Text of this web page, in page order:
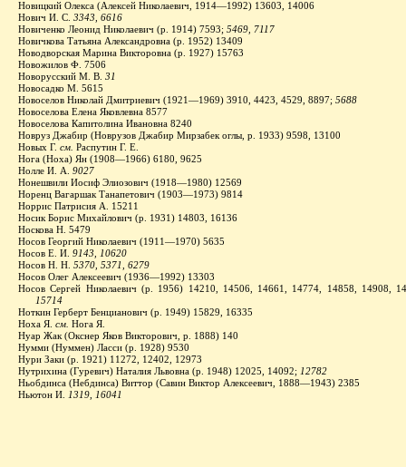
Новицкий Олекса (Алексей Николаевич, 1914—1992) 13603, 14006
Нович И. С. 3343, 6616
Новиченко Леонид Николаевич (р. 1914) 7593; 5469, 7117
Новичкова Татьяна Александровна (р. 1952) 13409
Новодворская Марина Викторовна (р. 1927) 15763
Новожилов Ф. 7506
Новорусский М. В. 31
Новосадко М. 5615
Новоселов Николай Дмитриевич (1921—1969) 3910, 4423, 4529, 8897; 5688
Новоселова Елена Яковлевна 8577
Новоселова Капитолина Ивановна 8240
Новруз Джабир (Новрузов Джабир Мирзабек оглы, р. 1933) 9598, 13100
Новых Г. см. Распутин Г. Е.
Нога (Ноха) Ян (1908—1966) 6180, 9625
Нолле И. А. 9027
Нонешвили Иосиф Элиозович (1918—1980) 12569
Норенц Вагаршак Танапетович (1903—1973) 9814
Норрис Патрисия А. 15211
Носик Борис Михайлович (р. 1931) 14803, 16136
Носкова Н. 5479
Носов Георгий Николаевич (1911—1970) 5635
Носов Е. И. 9143, 10620
Носов Н. Н. 5370, 5371, 6279
Носов Олег Алексеевич (1936—1992) 13303
Носов Сергей Николаевич (р. 1956) 14210, 14506, 14661, 14774, 14858, 14908,
15714
Ноткин Герберт Бенцианович (р. 1949) 15829, 16335
Ноха Я. см. Нога Я.
Нуар Жак (Окснер Яков Викторович, р. 1888) 140
Нумми (Нуммен) Ласси (р. 1928) 9530
Нури Заки (р. 1921) 11272, 12402, 12973
Нутрихина (Гуревич) Наталия Львовна (р. 1948) 12025, 14092; 12782
Ньобдинса (Небдинса) Виттор (Савин Виктор Алексеевич, 1888—1943) 2385
Ньютон И. 1319, 16041